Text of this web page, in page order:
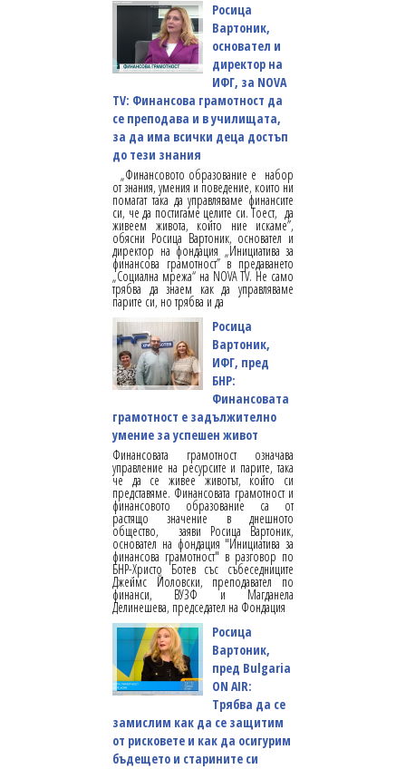
Росица
Вартоник,
основател и
директор на
ИФГ, за NOVA
TV: Финансова грамотност да
се преподава и в училищата,
за да има всички деца достъп
до тези знания
„Финансовото образование е набор
от знания, умения и поведение, които ни
помагат така да управляваме финансите
си, че да постигаме целите си. Тоест, да
живеем живота, който ние искаме”,
обясни Росица Вартоник, основател и
директор на фондация „Инициатива за
финансова грамотност” в предаването
„Социална мрежа“ на NOVA TV. Не само
трябва да знаем как да управляваме
парите си, но трябва и да
Росица
Вартоник,
ИФГ, пред
БНР:
Финансовата
грамотност е задължително
умение за успешен живот
Финансовата грамотност означава
управление на ресурсите и парите, така
че да се живее животът, който си
представяме. Финансовата грамотност и
финансовото образование са от
растящо значение в днешното
общество, заяви Росица Вартоник,
основател на фондация "Инициатива за
финансова грамотност" в разговор по
БНР-Христо Ботев със събеседниците
Джеймс Йоловски, преподавател по
финанси, ВУЗФ и Магданела
Делинешева, председател на Фондация
Росица
Вартоник,
пред Bulgaria
ON AIR:
Трябва да се
замислим как да се защитим
от рисковете и как да осигурим
бъдещето и старините си